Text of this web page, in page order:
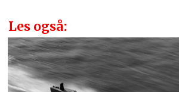
Les også: